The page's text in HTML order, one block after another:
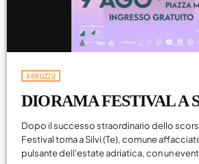
Febbraio 2026
Gennaio 2026
Settembre 2025
ABRUZZO
DIORAMA FESTIVAL A
Dopo il successo straordinario dello
Festival torna a Silvi (Te), comune
pulsante dell'estate adriatica, con un